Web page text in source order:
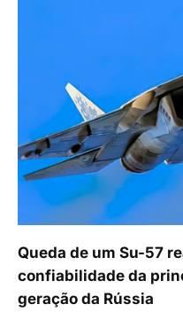
Queda de um Su-57
confiabilidade da
geração da Rússia